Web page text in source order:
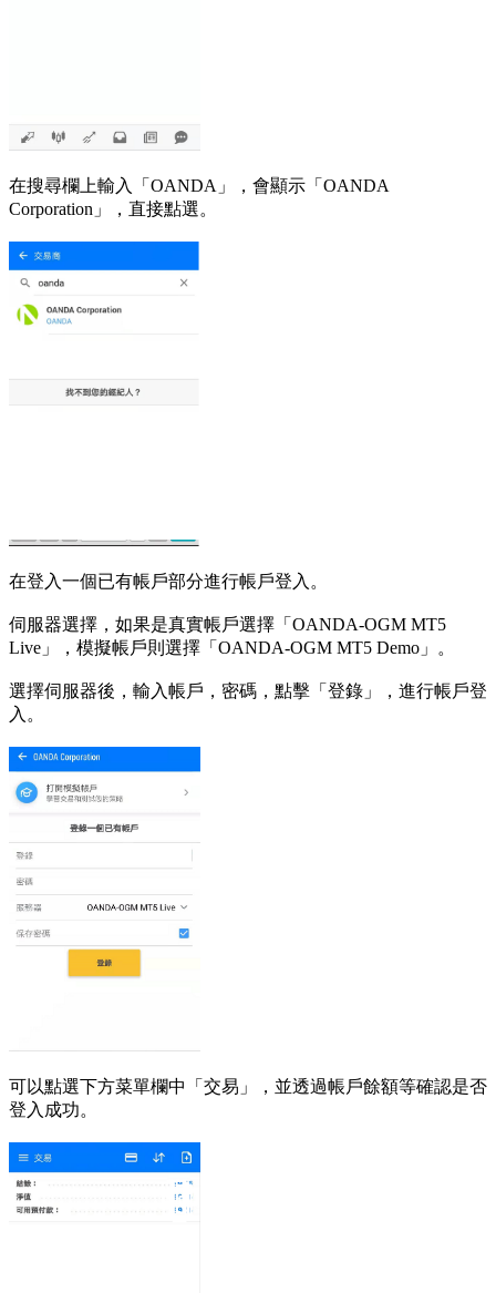
在搜尋欄上輸入「OANDA」，會顯示「OANDA
Corporation」，直接點選。
在登入一個已有帳戶部分進行帳戶登入。
伺服器選擇，如果是真實帳戶選擇「OANDA-OGM MT5
Live」，模擬帳戶則選擇「OANDA-OGM MT5 Demo」。
選擇伺服器後，輸入帳戶，密碼，點擊「登錄」，進行帳戶登
入。
可以點選下方菜單欄中「交易」，並透過帳戶餘額等確認是否
登入成功。